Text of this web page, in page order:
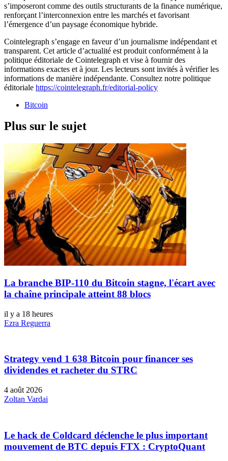
s’imposeront comme des outils structurants de la finance numérique,
renforçant l’interconnexion entre les marchés et favorisant
l’émergence d’un paysage économique hybride.
Cointelegraph s’engage en faveur d’un journalisme indépendant et
transparent. Cet article d’actualité est produit conformément à la
politique éditoriale de Cointelegraph et vise à fournir des
informations exactes et à jour. Les lecteurs sont invités à vérifier les
informations de manière indépendante. Consultez notre politique
éditoriale https://cointelegraph.fr/editorial-policy
Bitcoin
Plus sur le sujet
La branche BIP-110 du Bitcoin stagne, l'écart avec
la chaîne principale atteint 88 blocs
il y a 18 heures
Ezra Reguerra
Strategy vend 1 638 Bitcoin pour financer ses
dividendes et racheter du STRC
4 août 2026
Zoltan Vardai
Le hack de Coldcard déclenche le plus important
mouvement de BTC depuis FTX : CryptoQuant